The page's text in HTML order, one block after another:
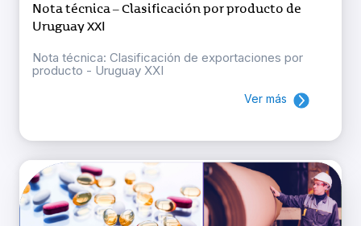
Nota técnica – Clasificación por producto de
Uruguay XXI
Nota técnica: Clasificación de exportaciones por
producto - Uruguay XXI
Ver más